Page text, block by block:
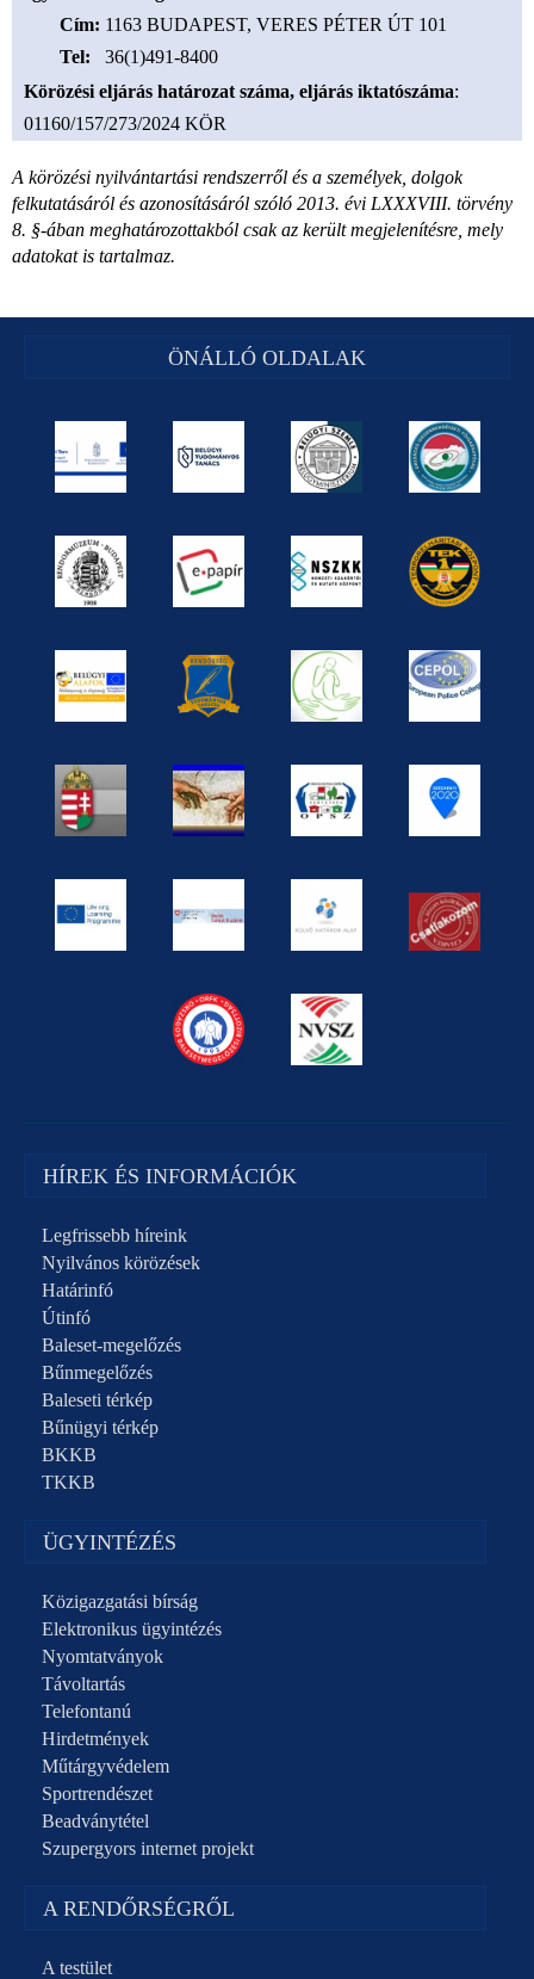
Cím: 1163 BUDAPEST, VERES PÉTER ÚT 101
Tel:
36(1)491-8400
Körözési eljárás határozat száma, eljárás iktatószáma:
01160/157/273/2024 KÖR
A körözési nyilvántartási rendszerről és a személyek, dolgok
felkutatásáról és azonosításáról szóló 2013. évi LXXXVIII. törvény
8. §-ában meghatározottakból csak az került megjelenítésre, mely
adatokat is tartalmaz.
ÖNÁLLÓ OLDALAK
HÍREK ÉS INFORMÁCIÓK
Legfrissebb híreink
Nyilvános körözések
Határinfó
Útinfó
Baleset-megelőzés
Bűnmegelőzés
Baleseti térkép
Bűnügyi térkép
BKKB
TKKB
ÜGYINTÉZÉS
Közigazgatási bírság
Elektronikus ügyintézés
Nyomtatványok
Távoltartás
Telefontanú
Hirdetmények
Műtárgyvédelem
Sportrendészet
Beadványtétel
Szupergyors internet projekt
A RENDŐRSÉGRŐL
A testület